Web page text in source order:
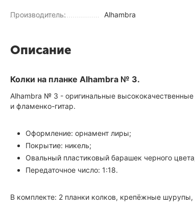
Производитель: Alhambra
Описание
Колки на планке Alhambra № 3.
Alhambra № 3 - оригинальные высококачественные
и фламенко-гитар.
Оформление: орнамент лиры;
Покрытие: никель;
Овальный пластиковый барашек черного
Передаточное число: 1:18.
В комплекте: 2 планки колков, крепёжные шурупы,